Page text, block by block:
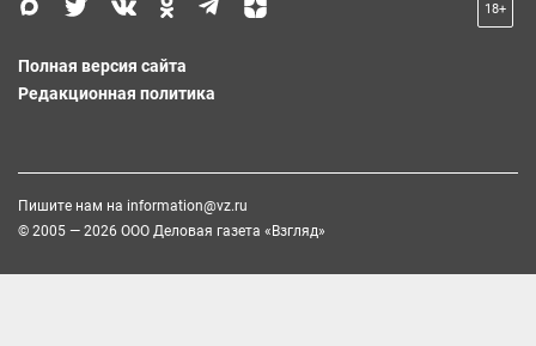
18+
Полная версия сайта
Редакционная политика
Пишите нам на information@vz.ru
© 2005 — 2026 ООО Деловая газета «Взгляд»